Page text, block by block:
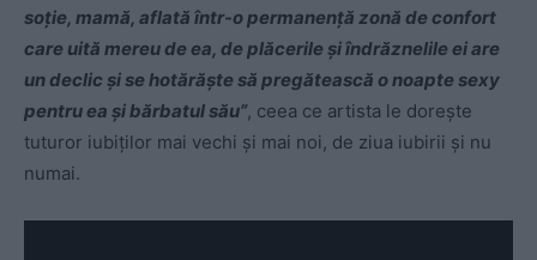
soţie, mamă, aflată într-o permanenţă zonă de confort
care uită mereu de ea, de plăcerile şi îndrăznelile ei are
un declic şi se hotărăşte să pregătească o noapte sexy
pentru ea şi bărbatul său”, ceea ce artista le doreşte
tuturor iubiţilor mai vechi şi mai noi, de ziua iubirii şi nu
numai.